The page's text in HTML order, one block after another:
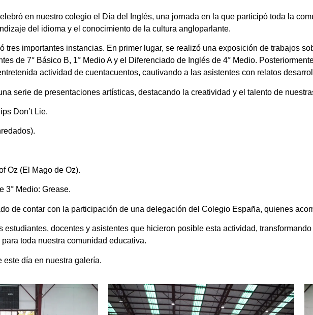
en nuestro colegio el Día del Inglés, una jornada en la que participó toda la
del idioma y el conocimiento de la cultura angloparlante.
tres importantes instancias. En primer lugar, se realizó una exposición de trabajos
de 7° Básico B, 1° Medio A y el Diferenciado de Inglés de 4° Medio.
actividad de cuentacuentos, cautivando a las asistentes con relatos
serie de presentaciones artísticas, destacando la creatividad y el talento de
Don’t Lie.
Oz (El Mago de Oz).
3° Medio: Grease.
de contar con la participación de una delegación del Colegio España, quienes
estudiantes, docentes y asistentes que hicieron posible esta actividad,
toda nuestra comunidad educativa.
este día en nuestra galería.